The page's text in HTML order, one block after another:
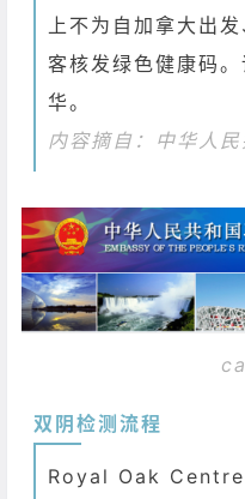
上不为自加拿大出
客核发绿色健康码
华。
内容摘自：中华人
双阴检测流程
Royal Oak